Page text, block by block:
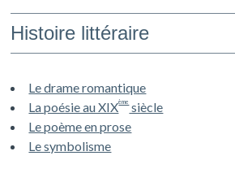
Histoire littéraire
Le drame romantique
La poésie au XIXèmesiècle
Le poème en prose
Le symbolisme